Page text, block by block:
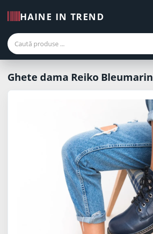
HAINE IN TREND
Ghete dama Reiko Bleumarin